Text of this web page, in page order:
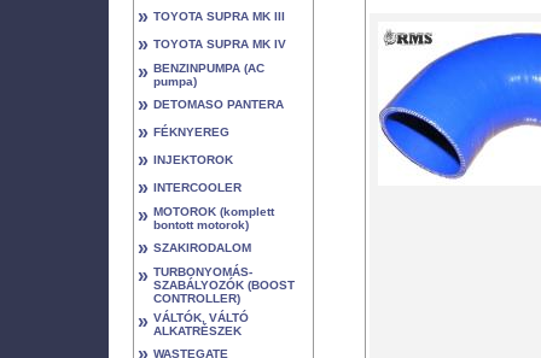
» TOYOTA SUPRA MK III
» TOYOTA SUPRA MK IV
» BENZINPUMPA (AC
pumpa)
» DETOMASO PANTERA
» FÉKNYEREG
» INJEKTOROK
» INTERCOOLER
» MOTOROK (komplett
bontott motorok)
» SZAKIRODALOM
» TURBONYOMÁS-
SZABÁLYOZÓK (BOOST
CONTROLLER)
» VÁLTÓK, VÁLTÓ
ALKATRÉSZEK
» WASTEGATE